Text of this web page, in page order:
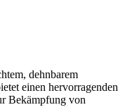
dehnbarem
einen hervorragenden
Bekämpfung von